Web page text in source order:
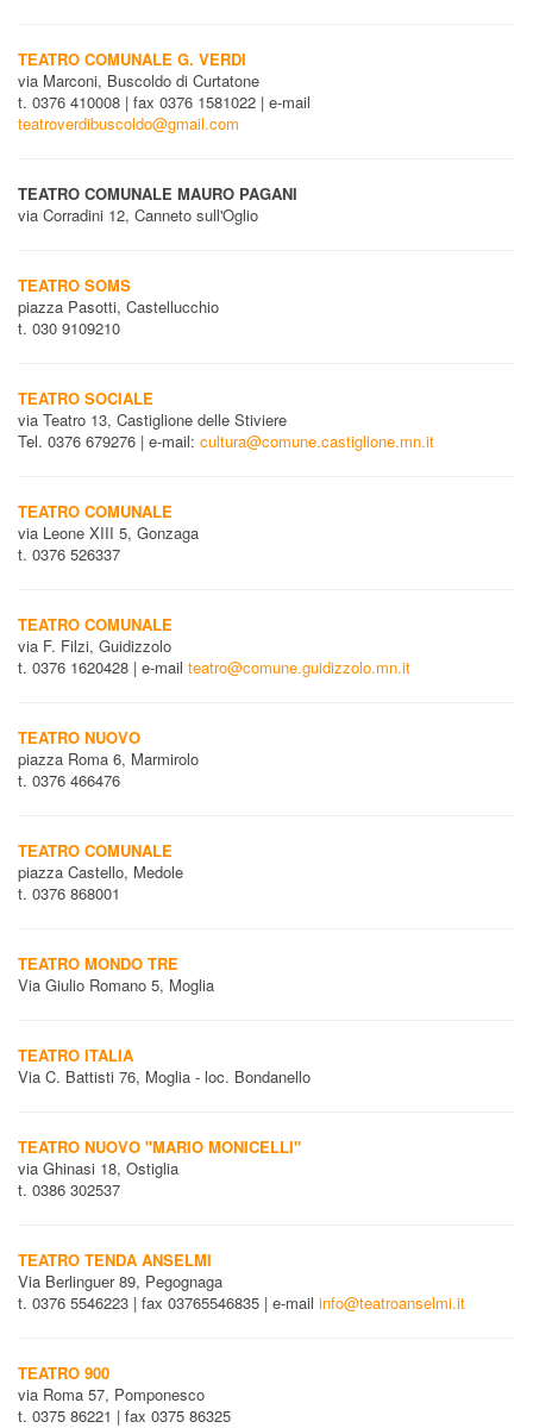
TEATRO COMUNALE G. VERDI
via Marconi, Buscoldo di Curtatone
t. 0376 410008 | fax 0376 1581022 | e-mail
teatroverdibuscoldo@gmail.com
TEATRO COMUNALE MAURO PAGANI
via Corradini 12, Canneto sull'Oglio
TEATRO SOMS
piazza Pasotti, Castellucchio
t. 030 9109210
TEATRO SOCIALE
via Teatro 13, Castiglione delle Stiviere
Tel. 0376 679276 | e-mail: cultura@comune.castiglione.mn.it
TEATRO COMUNALE
via Leone XIII 5, Gonzaga
t. 0376 526337
TEATRO COMUNALE
via F. Filzi, Guidizzolo
t. 0376 1620428 | e-mail teatro@comune.guidizzolo.mn.it
TEATRO NUOVO
piazza Roma 6, Marmirolo
t. 0376 466476
TEATRO COMUNALE
piazza Castello, Medole
t. 0376 868001
TEATRO MONDO TRE
Via Giulio Romano 5, Moglia
TEATRO ITALIA
Via C. Battisti 76, Moglia - loc. Bondanello
TEATRO NUOVO "MARIO MONICELLI"
via Ghinasi 18, Ostiglia
t. 0386 302537
TEATRO TENDA ANSELMI
Via Berlinguer 89, Pegognaga
t. 0376 5546223 | fax 03765546835 | e-mail info@teatroanselmi.it
TEATRO 900
via Roma 57, Pomponesco
t. 0375 86221 | fax 0375 86325